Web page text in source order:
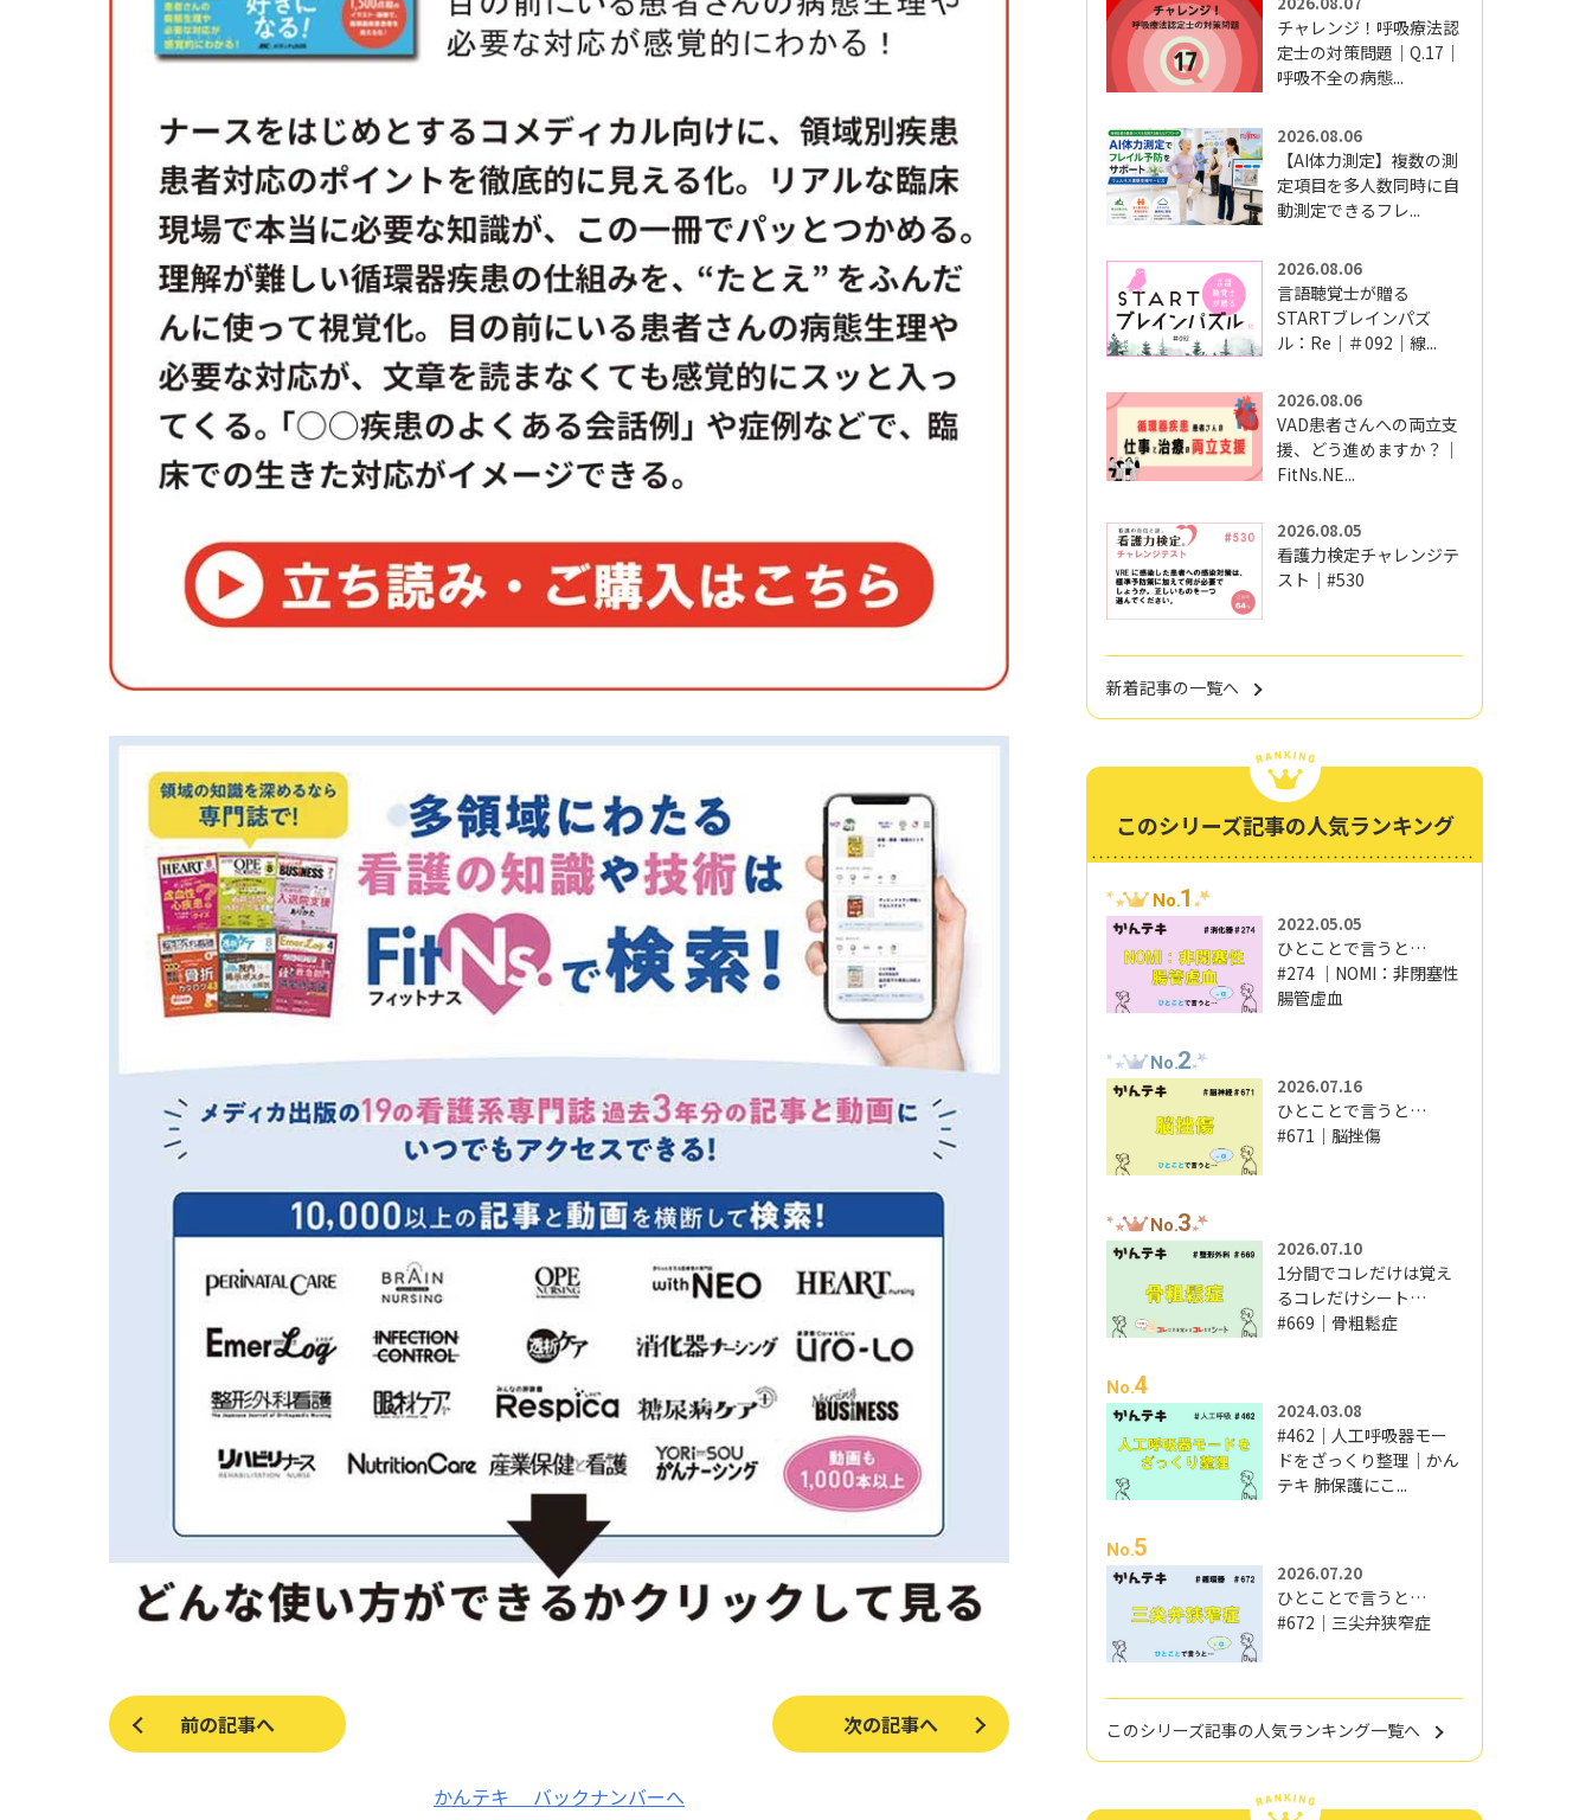
前の記事へ 次の記事へ
かんテキ バックナンバーへ
チャレンジ！呼吸療法認
定士の対策問題｜Q.17｜
呼吸不全の病態...
2026.08.06
【AI体力測定】複数の測
定項目を多人数同時に自
動測定できるフレ...
2026.08.06
言語聴覚士が贈る
STARTブレインパズ
ル：Re｜＃092｜線...
2026.08.06
VAD患者さんへの両立支
援、どう進めますか？｜
FitNs.NE...
2026.08.05
看護力検定チャレンジテ
スト｜#530
新着記事の一覧へ
このシリーズ記事の人気ランキング
No.1
2022.05.05
ひとことで言うと…
#274 ｜NOMI：非閉塞性
腸管虚血
No.2
2026.07.16
ひとことで言うと…
#671｜脳挫傷
No.3
2026.07.10
1分間でコレだけは覚え
るコレだけシート…
#669｜骨粗鬆症
No.4
2024.03.08
#462｜人工呼吸器モー
ドをざっくり整理｜かん
テキ 肺保護にこ...
No.5
2026.07.20
ひとことで言うと…
#672｜三尖弁狭窄症
このシリーズ記事の人気ランキング一覧へ